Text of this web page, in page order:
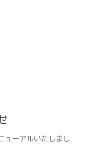
ューアルいたしまし